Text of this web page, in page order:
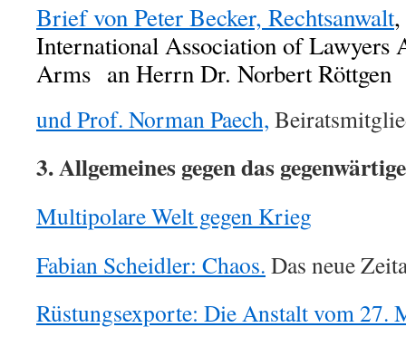
Brief von Peter Becker, Rechtsanwalt
International Association of Lawyers
Arms an Herrn Dr. Norbert Röttgen
und Prof. Norman Paech,
3. Allgemeines gegen das
Multipolare Welt gegen Krieg
Fabian Scheidler: Chaos. Das neue
Rüstungsexporte: Die Anstalt vom 27.